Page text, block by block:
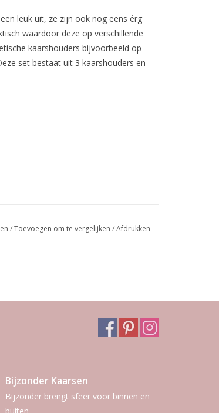
leuk uit, ze zijn ook nog eens érg
waardoor deze op verschillende
kaarshouders bijvoorbeeld op
set bestaat uit 3 kaarshouders en
/Toevoegen om te vergelijken /Afdrukken
Bijzonder Kaarsen
Bijzonder brengt sfeer voor binnen en
buiten